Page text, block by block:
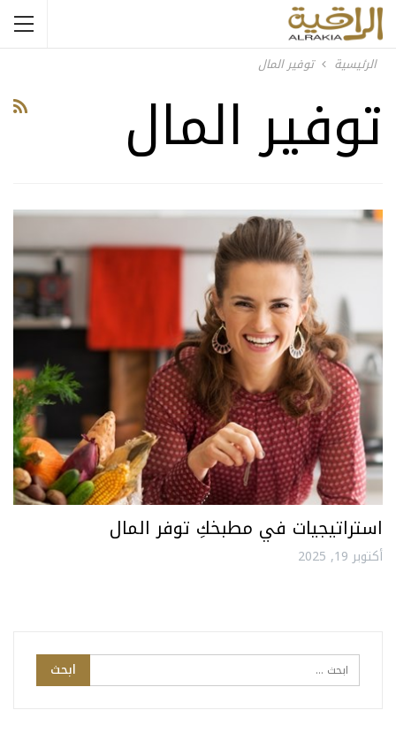
الرئيسية توفير المال
توفير المال
استراتيجيات في مطبخكِ توفر المال
أكتوبر 19, 2025